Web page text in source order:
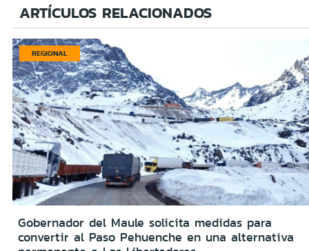
ARTÍCULOS RELACIONADOS
REGIONAL
Gobernador del Maule solicita medidas para
convertir al Paso Pehuenche en una alternativa